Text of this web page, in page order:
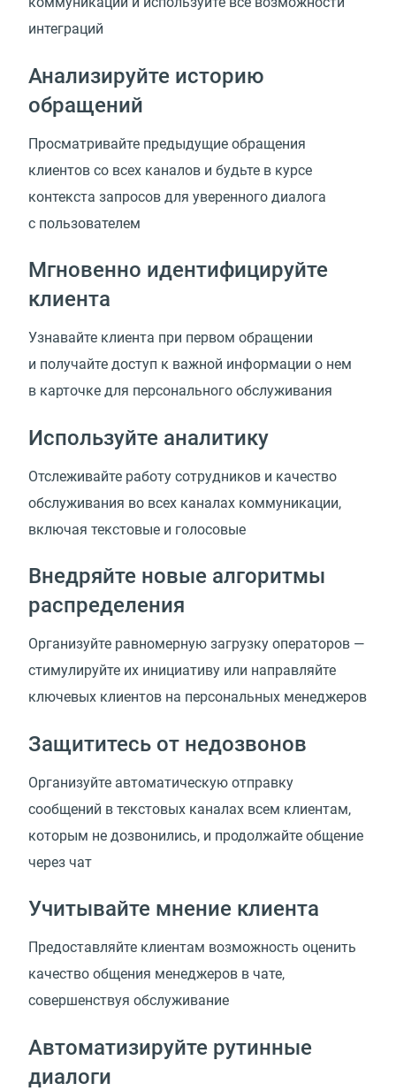
интеграций
Анализируйте историю
обращений
Просматривайте предыдущие обращения
клиентов со всех каналов и будьте в курсе
контекста запросов для уверенного диалога
с пользователем
Мгновенно идентифицируйте
клиента
Узнавайте клиента при первом обращении
и получайте доступ к важной информации о нем
в карточке для персонального обслуживания
Используйте аналитику
Отслеживайте работу сотрудников и качество
обслуживания во всех каналах коммуникации,
включая текстовые и голосовые
Внедряйте новые алгоритмы
распределения
Организуйте равномерную загрузку операторов —
стимулируйте их инициативу или направляйте
ключевых клиентов на персональных менеджеров
Защититесь от недозвонов
Организуйте автоматическую отправку
сообщений в текстовых каналах всем клиентам,
которым не дозвонились, и продолжайте общение
через чат
Учитывайте мнение клиента
Предоставляйте клиентам возможность оценить
качество общения менеджеров в чате,
совершенствуя обслуживание
Автоматизируйте рутинные
диалоги